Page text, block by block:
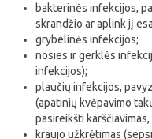
bakterinės infekcijos,
skrandžio ar aplink jį
grybelinės infekcijos;
nosies ir gerklės
infekcijos);
plaučių infekcijos,
(apatinių kvėpavimo
pasireikšti
kraujo užkrėtimas